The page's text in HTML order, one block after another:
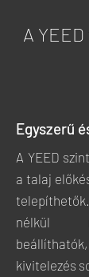
A
Egyszerű
A YEED
a talaj
nélkül
kivitelezés